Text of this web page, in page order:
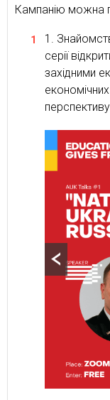
Кампанію можна
серії
західними